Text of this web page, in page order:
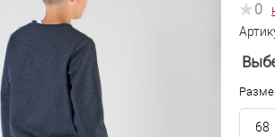
0
68